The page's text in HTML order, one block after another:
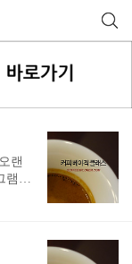
랜
을
실
가